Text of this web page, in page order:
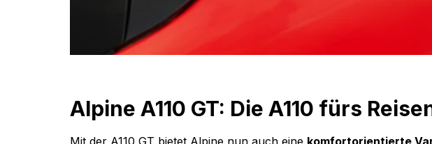
Alpine A110 GT: Die A110 fürs
Mit der A110 GT bietet Alpine nun auch eine komfortorientierte